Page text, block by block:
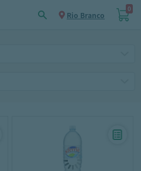
Rio Branco
0